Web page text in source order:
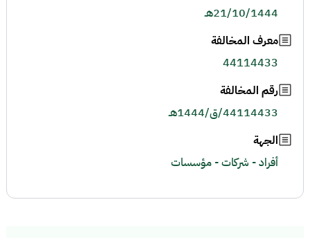
21/10/1444هـ
معرف المخالفة
44114433
رقم المخالفة
44114433/ق/1444هـ
الجهة
أفراد - شركات - مؤسسات